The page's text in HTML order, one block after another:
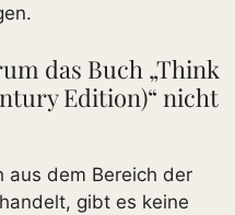
das Buch „Think
Edition)“ nicht
aus dem Bereich der
gibt es keine